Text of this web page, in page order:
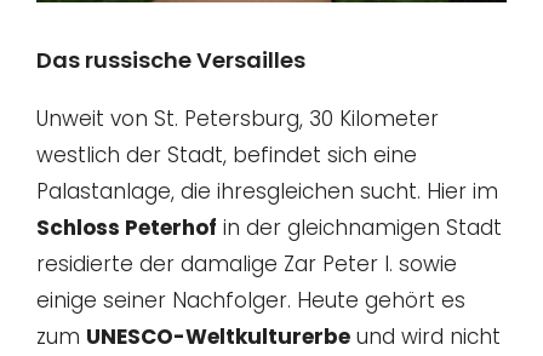
Das russische Versailles
Unweit von St. Petersburg, 30 Kilometer
westlich der Stadt, befindet sich eine
Palastanlage, die ihresgleichen sucht. Hier im
Schloss Peterhof in der gleichnamigen Stadt
residierte der damalige Zar Peter I. sowie
einige seiner Nachfolger. Heute gehört es
zum UNESCO-Weltkulturerbe und wird nicht